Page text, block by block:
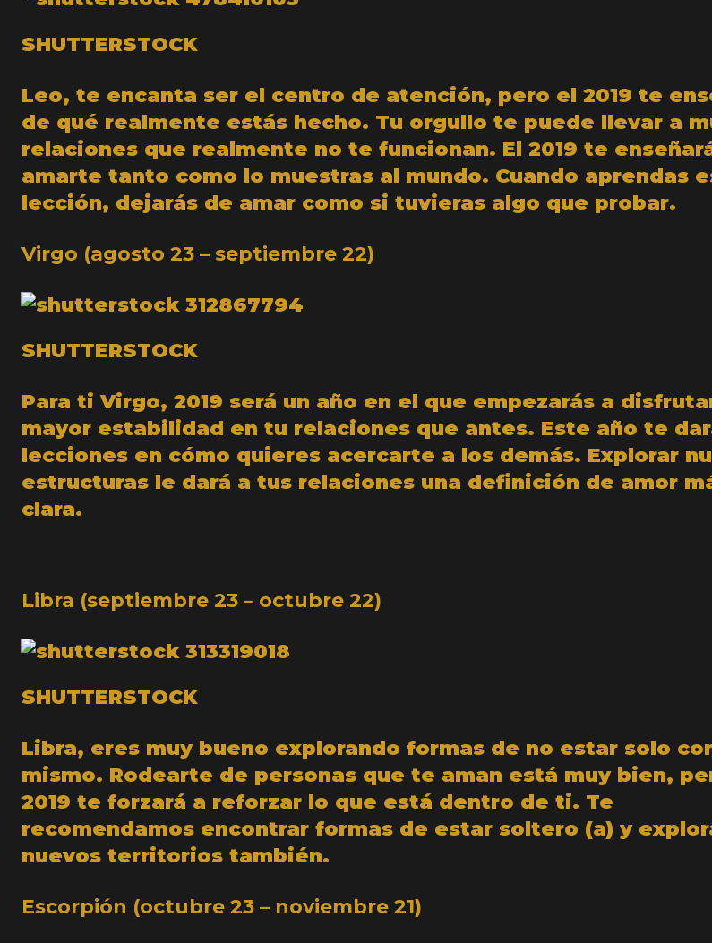
SHUTTERSTOCK
Leo, te encanta ser el centro de atención, pero el 2019 te
de qué realmente estás hecho. Tu orgullo te puede llevar a
relaciones que realmente no te funcionan. El 2019 te
amarte tanto como lo muestras al mundo. Cuando aprendas
lección, dejarás de amar como si tuvieras algo que probar.
Virgo (agosto 23 – septiembre 22)
SHUTTERSTOCK
Para ti Virgo, 2019 será un año en el que empezarás a
mayor estabilidad en tu relaciones que antes. Este año te
lecciones en cómo quieres acercarte a los demás. Explorar
estructuras le dará a tus relaciones una definición de amor
clara.
Libra (septiembre 23 – octubre 22)
SHUTTERSTOCK
Libra, eres muy bueno explorando formas de no estar solo
mismo. Rodearte de personas que te aman está muy bien,
2019 te forzará a reforzar lo que está dentro de ti. Te
recomendamos encontrar formas de estar soltero (a) y
nuevos territorios también.
Escorpión (octubre 23 – noviembre 21)